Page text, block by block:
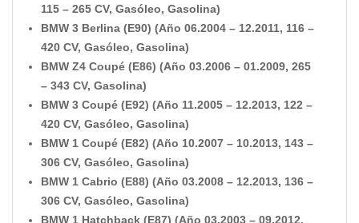
115 – 265 CV, Gasóleo, Gasolina)
BMW 3 Berlina (E90) (Año 06.2004 – 12.2011, 116 –
420 CV, Gasóleo, Gasolina)
BMW Z4 Coupé (E86) (Año 03.2006 – 01.2009, 265
– 343 CV, Gasolina)
BMW 3 Coupé (E92) (Año 11.2005 – 12.2013, 122 –
420 CV, Gasóleo, Gasolina)
BMW 1 Coupé (E82) (Año 10.2007 – 10.2013, 143 –
306 CV, Gasóleo, Gasolina)
BMW 1 Cabrio (E88) (Año 03.2008 – 12.2013, 136 –
306 CV, Gasóleo, Gasolina)
BMW 1 Hatchback (E87) (Año 03.2003 – 09.2012,